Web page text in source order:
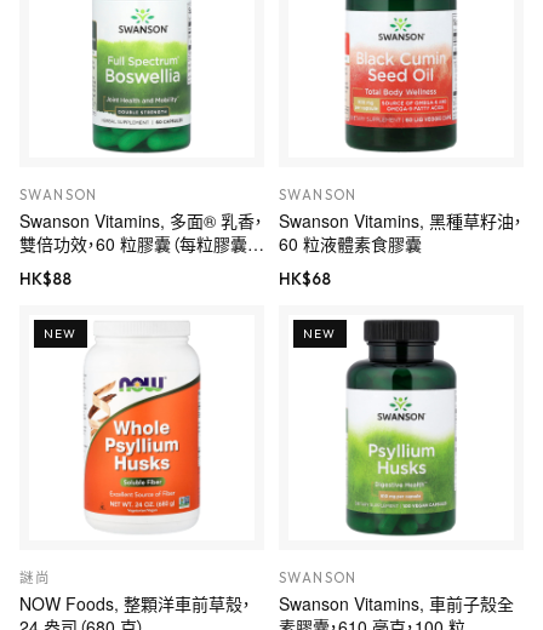
SWANSON
Swanson Vitamins, 多面® 乳香，
雙倍功效，60 粒膠囊（每粒膠囊
800 毫克）
HK$88
SWANSON
Swanson Vitamins, 黑種草籽油，
60 粒液體素食膠囊
HK$68
NEW
謎尚
NOW Foods, 整顆洋車前草殼，
NEW
SWANSON
Swanson Vitamins, 車前子殼全